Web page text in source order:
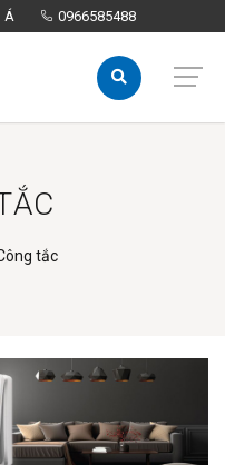
CHÂU Á 0966585488
Á 0966585488
tắc